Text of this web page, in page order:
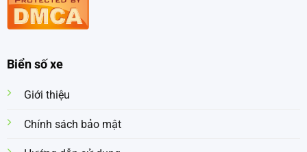
Biển số xe
Giới thiệu
Chính sách bảo mật